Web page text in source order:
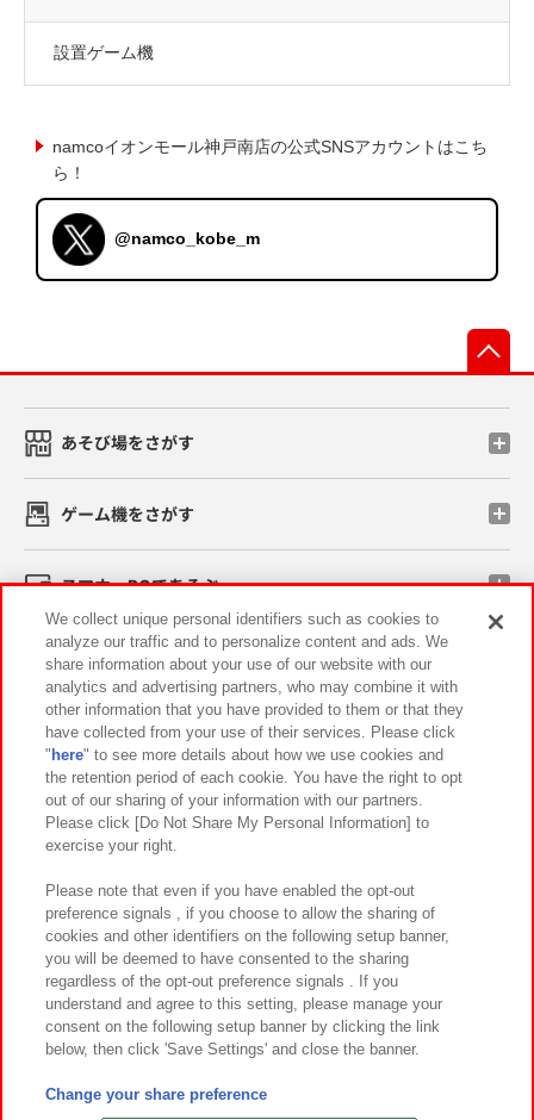
設置ゲーム機
namcoイオンモール神戸南店の公式SNSアカウントはこち
ら！
@namco_kobe_m
あそび場をさがす
ゲーム機をさがす
スマホ・PCであそぶ
イベント・キャンペーン
関連会社 サステナビリティ サイトポリシー
プライバシーポリシー ウェブアクセシビリティ方針と検証結果
お取引先さまとともに
カスタマーハラスメント対応方針 よくあるご質問・お問い合わせ
©Bandai Namco Amusement Inc.
©Bandai Namco Amusement Lab Inc.
We collect unique personal identifiers such as cookies to
analyze our traffic and to personalize content and ads. We
share information about your use of our website with our
analytics and advertising partners, who may combine it with
other information that you have provided to them or that they
have collected from your use of their services. Please click
" here" to see more details about how we use cookies and
the retention period of each cookie. You have the right to opt
out of our sharing of your information with our partners.
Please click [Do Not Share My Personal Information] to
exercise your right.
Please note that even if you have enabled the opt-out
preference signals , if you choose to allow the sharing of
cookies and other identifiers on the following setup banner,
you will be deemed to have consented to the sharing
regardless of the opt-out preference signals . If you
understand and agree to this setting, please manage your
consent on the following setup banner by clicking the link
below, then click 'Save Settings' and close the banner.
Change your share preference